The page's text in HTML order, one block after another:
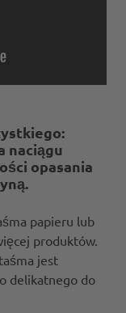
naciągu
opasania
papieru lub
produktów.
jest
delikatnego do